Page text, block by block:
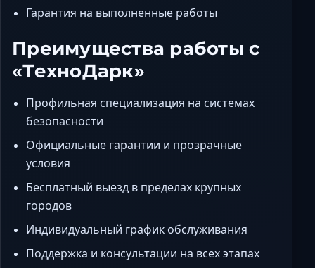
Гарантия на выполненные работы
Преимущества работы с
«ТехноДарк»
Профильная специализация на системах
безопасности
Официальные гарантии и прозрачные
условия
Бесплатный выезд в пределах крупных
городов
Индивидуальный график обслуживания
Поддержка и консультации на всех этапах